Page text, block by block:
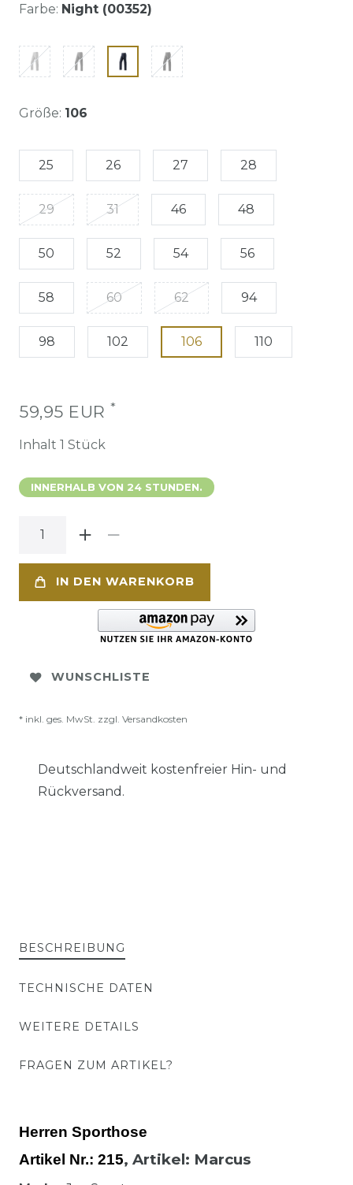
Farbe: Night (00352)
Größe: 106
25 26 27 28
29 31 46 48
50 52 54 56
58 60 62 94
98 102 106 110
59,95 EUR *
Inhalt 1 Stück
INNERHALB VON 24 STUNDEN.
IN DEN WARENKORB
WUNSCHLISTE
* inkl. ges. MwSt. zzgl. Versandkosten
Deutschlandweit kostenfreier Hin- und
Rückversand.
BESCHREIBUNG
TECHNISCHE DATEN
WEITERE DETAILS
FRAGEN ZUM ARTIKEL?
Herren Sporthose
Artikel Nr.: 215, Artikel: Marcus